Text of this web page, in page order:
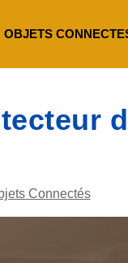
OBJETS
Connectés